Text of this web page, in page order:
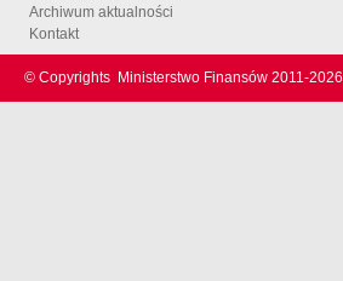
Archiwum aktualności
Kontakt
© Copyrights Ministerstwo Finansów 2011-2026